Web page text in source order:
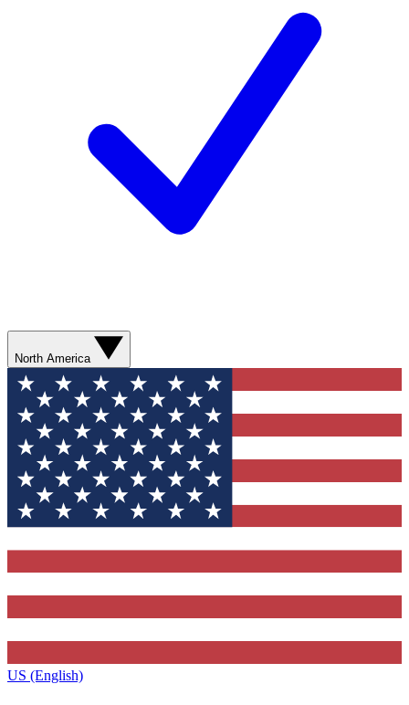
North America
US (English)